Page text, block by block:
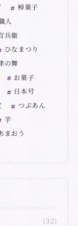
棹菓子
人
兵衛
ひなまつり
の舞
お菓子
日本号
つぶあん
芋
まおう
(32)